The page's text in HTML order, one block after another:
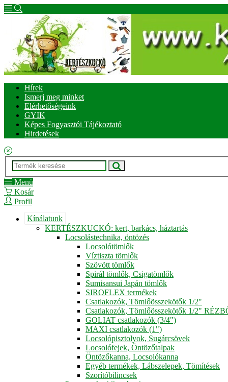
Hírek
Ismerj meg minket
Elérhetőségeink
GYIK
Képes Fogyasztói Tájékoztató
Hirdetések
Menü
Kosár
Profil
Kínálatunk
KERTÉSZKUCKÓ: kert, barkács, háztartás
Locsolástechnika, öntözés
Locsolótömlők
Víztiszta tömlők
Szövött tömlők
Spirál tömlők, Csigatömlők
Sumisansui Japán tömlők
SIROFLEX termékek
Csatlakozók, Tömlőösszekötők 1/2"
Csatlakozók, Tömlőösszekötők 1/2"
GOLIAT csatlakozók (3/4")
MAXI csatlakozók (1")
Locsolópisztolyok, Sugárcsövek
Locsolófejek, Öntözőtalpak
Öntözőkanna, Locsolókanna
Egyéb termékek, Lábszelepek, Tömítések
Szorítóbilincsek